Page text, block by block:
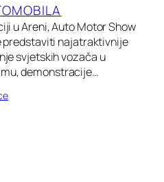
u Areni, Auto Motor Show
najatraktivnije
svjetskih vozača u
demonstracije…